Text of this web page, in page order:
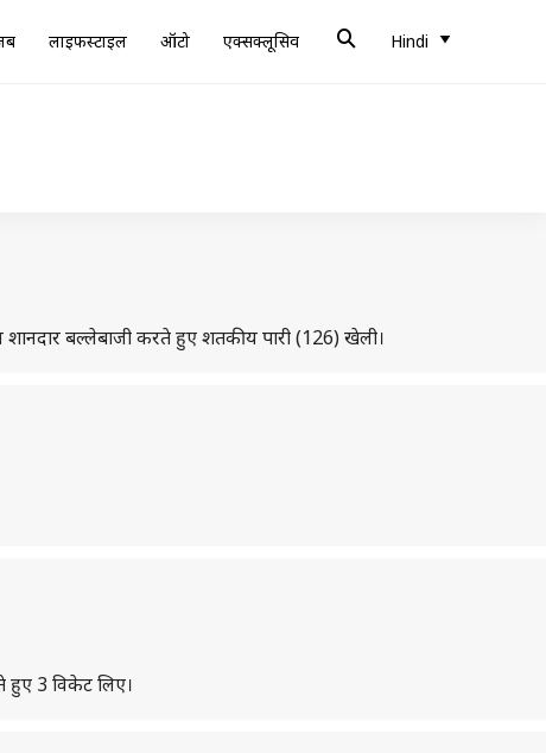
लाइफस्टाइल ऑटो एक्सक्लूसिव Hindi
बल्लेबाजी करते हुए शतकीय पारी (126) खेली।
हुए 3 विकेट लिए।